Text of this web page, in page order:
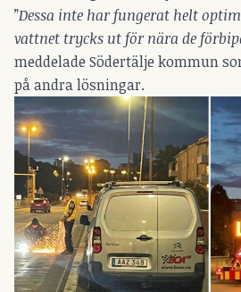
”Dessa inte har fungerat helt
vattnet trycks ut för nära de
meddelade Södertälje kommun
på andra lösningar.